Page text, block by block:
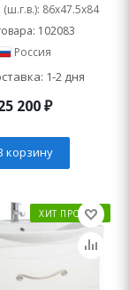
86x47.5x84
102083
Россия
1-2 дня
200₽
корзину
ХИТ ПРОДАЖ